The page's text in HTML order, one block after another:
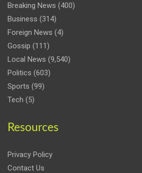
Breaking News (400)
Business (314)
Foreign News (4)
Gossip (111)
Local News (9,540)
Politics (603)
Sports (99)
Tech (5)
Resources
Privacy Policy
Contact Us